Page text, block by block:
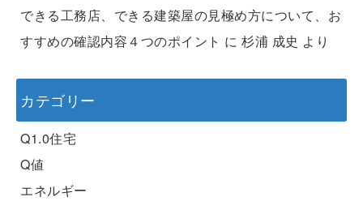
できる工務店、できる建築屋の見極め方について、お
すすめの確認内容４つのポイント に 杉浦 成史 より
カテゴリー
Q1.0住宅
Q値
エネルギー